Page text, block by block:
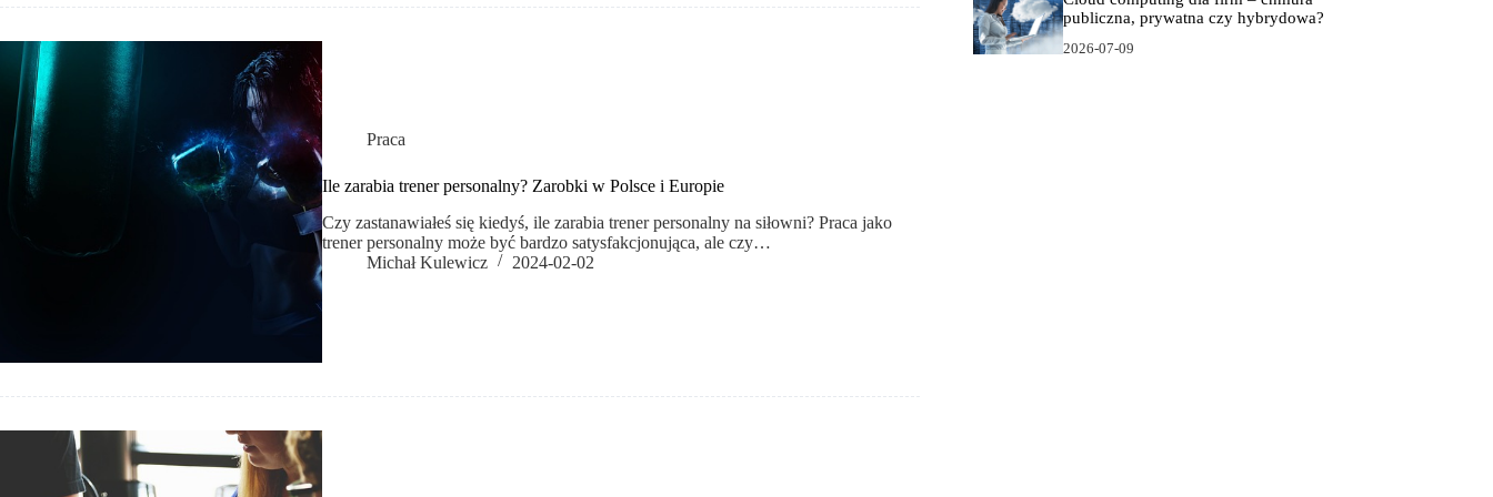
Praca
Ile zarabia trener personalny? Zarobki w Polsce i Europie
Czy zastanawiałeś się kiedyś, ile zarabia trener personalny na siłowni? Praca jako
trener personalny może być bardzo satysfakcjonująca, ale czy…
Michał Kulewicz
2024-02-02
publiczna, prywatna czy hybrydowa?
2026-07-09